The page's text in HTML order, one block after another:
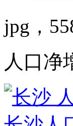
jpg，
人口净